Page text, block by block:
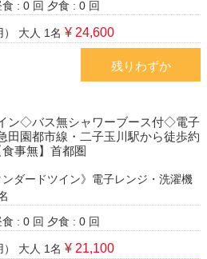
食 : 0 回 夕食 : 0 回
大人 1名 ¥ 24,600
残りわずか
ン◇バス無シャワーブース付◇電子
田園都市線・二子玉川駅から徒歩約
事無】首都圏
ダードツイン》電子レンジ・洗濯機
食 : 0 回 夕食 : 0 回
大人 1名 ¥ 21,100